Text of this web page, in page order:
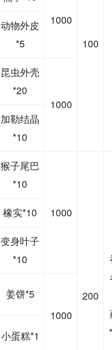
100
1000
动物外皮
*5
昆虫外壳
*20
1000
加勒结晶
*10
猴子尾巴
*10
1000
200
橡实*10
变身叶子
*10
姜饼*5
1000
小蛋糕*1